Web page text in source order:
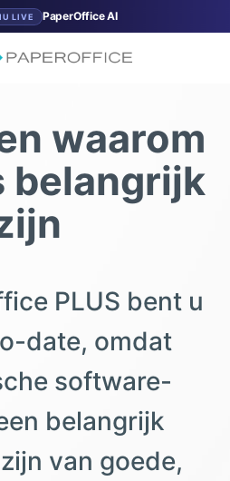
LIVE PaperOffice AI
waarom
belangrijk
PLUS bent u
date, omdat
software-
belangrijk
van goede,